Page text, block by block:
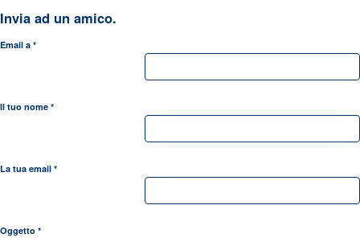
Invia ad un amico.
Email a *
Il tuo nome *
La tua email *
Oggetto *